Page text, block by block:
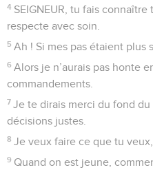
4 SEIGNEUR, tu fais
respecte avec soin.
5 Ah ! Si mes pas étaient plus
6 Alors je n’aurais pas honte
commandements.
7 Je te dirais merci du fond
décisions justes.
8 Je veux faire ce que tu
9 Quand on est jeune,